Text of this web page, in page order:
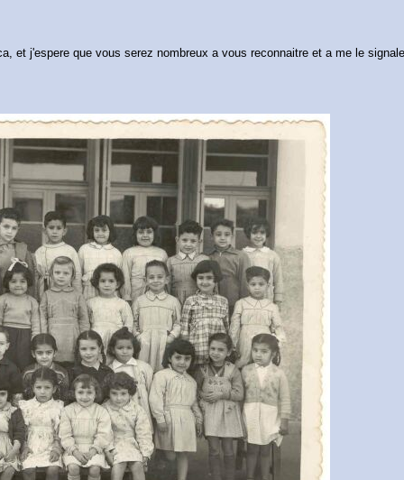
et j'espere que vous serez nombreux a vous reconnaitre et a me le